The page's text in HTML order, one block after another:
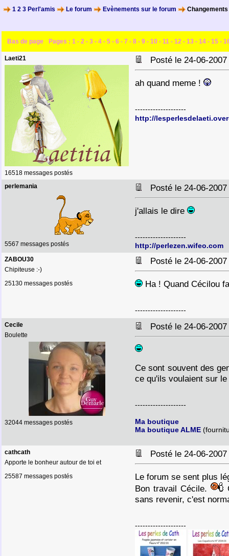
1 2 3 Perl'amis Le forum Evènements sur le forum
Bas de page Pages : 1 - 2 - 3 - 4 - 5 - 6 - 7 - 8 - 9 - 10 - 11 - 12 - 13 - 14 - 15 -
Laeti21
16518 messages postés
Posté le 24-06-
ah quand meme !
--------------------
http://
perlemania
5567 messages postés
Posté le 24-06-
j'allais le dire
--------------------
http://perlezen.wifeo.com
ZABOU30
Chipiteuse :-)
25130 messages postés
Posté le 24-06-
Ha ! Quand Cécilou
--------------------
Cecile
Boulette
32044 messages postés
Posté le 24-06-
Ce sont souvent des
ce qu'ils voulaient sur
--------------------
Ma boutique
Ma boutique ALME
cathcath
Apporte le bonheur autour de toi et
25587 messages postés
Posté le 24-06-
Le forum se sent plus
Bon travail Cécile.
sans revenir, c'est
--------------------